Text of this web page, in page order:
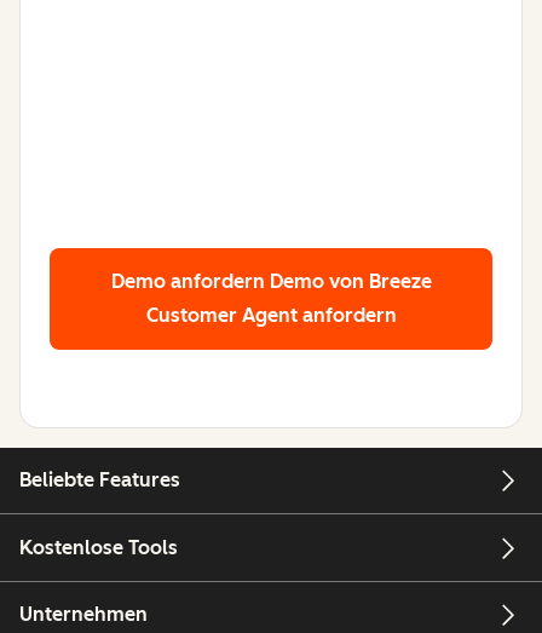
Demo anfordern Demo von Breeze
Customer Agent anfordern
Beliebte Features
Kostenlose Tools
Unternehmen